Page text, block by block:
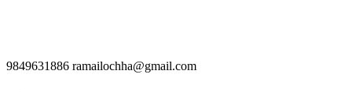
9849631886 ramailochha@gmail.com